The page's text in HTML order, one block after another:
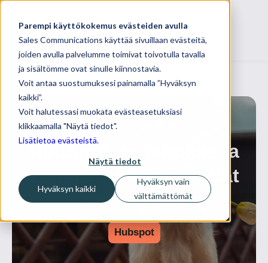
Parempi käyttökokemus evästeiden avulla
Sales Communications käyttää sivuillaan evästeitä,
joiden avulla palvelumme toimivat toivotulla tavalla
ja sisältömme ovat sinulle kiinnostavia.
Voit antaa suostumuksesi painamalla ”Hyväksyn
kaikki”.
Voit halutessasi muokata evästeasetuksiasi
klikkaamalla "Näytä tiedot".
Lisätietoa evästeistä.
Näytä tiedot
Hyväksyn kaikki
Hyväksyn vain
välttämättömät
18 heinäkuuta, 2019
HubSpot on tehokas ja
ketterä – näin vakuutat
esimiehesi
Hubspot